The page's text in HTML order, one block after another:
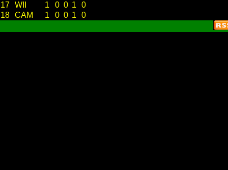
17 WII 1 0 0 1
0
18 CAM 1 0 0 1 0